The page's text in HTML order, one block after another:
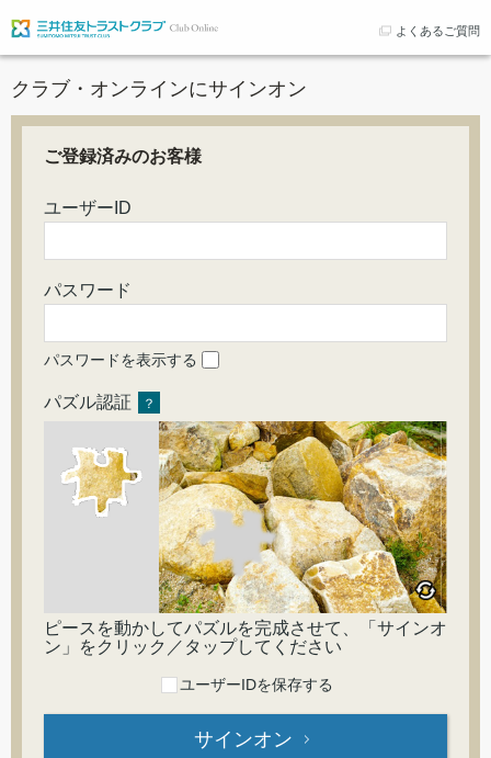
よくあるご質問
クラブ・オンラインにサインオン
ご登録済みのお客様
ユーザーID
パスワード
パスワードを表示する
パズル認証 ？
ピースを動かしてパズルを完成させて、「サインオ
ン」をクリック／タップしてください
ユーザーIDを保存する
サインオン